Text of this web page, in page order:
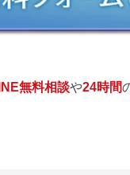
無料相談や24時間